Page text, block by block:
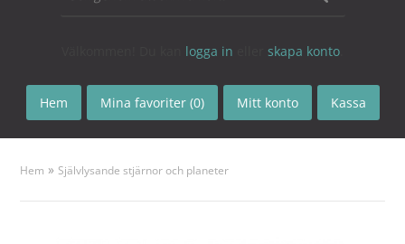
logga in skapa konto
Hem Mina favoriter (0) Mitt konto Kassa
Hem » Självlysande stjärnor och planeter